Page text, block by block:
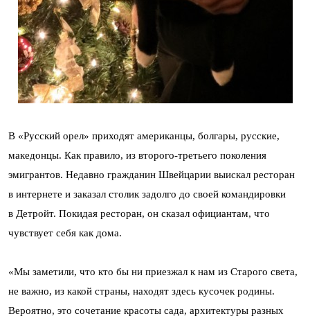
В «Русский орел» приходят американцы, болгары, русские,
македонцы. Как правило, из второго-третьего поколения
эмигрантов. Недавно гражданин Швейцарии выискал ресторан
в интернете и заказал столик задолго до своей командировки
в Детройт. Покидая ресторан, он сказал официантам, что
чувствует себя как дома.
«Мы заметили, что кто бы ни приезжал к нам из Старого света,
не важно, из какой страны, находят здесь кусочек родины.
Вероятно, это сочетание красоты сада, архитектуры разных